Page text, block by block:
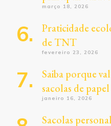
março 18, 2026
Praticidade
de TNT
fevereiro 23, 2026
Saiba porque
sacolas de papel
janeiro 16, 2026
Sacolas